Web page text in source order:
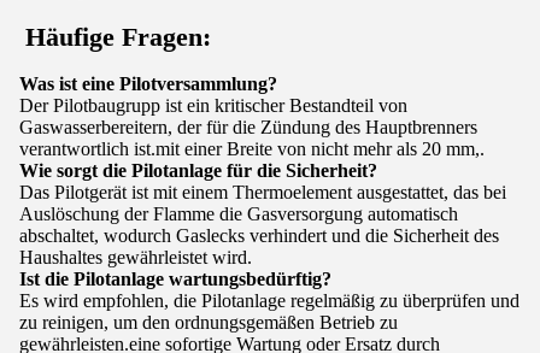
Häufige Fragen:
Was ist eine Pilotversammlung?
Der Pilotbaugrupp ist ein kritischer Bestandteil von
Gaswasserbereitern, der für die Zündung des Hauptbrenners
verantwortlich ist.mit einer Breite von nicht mehr als 20 mm,.
Wie sorgt die Pilotanlage für die Sicherheit?
Das Pilotgerät ist mit einem Thermoelement ausgestattet, das bei
Auslöschung der Flamme die Gasversorgung automatisch
abschaltet, wodurch Gaslecks verhindert und die Sicherheit des
Haushaltes gewährleistet wird.
Ist die Pilotanlage wartungsbedürftig?
Es wird empfohlen, die Pilotanlage regelmäßig zu überprüfen und
zu reinigen, um den ordnungsgemäßen Betrieb zu
gewährleisten.eine sofortige Wartung oder Ersatz durch